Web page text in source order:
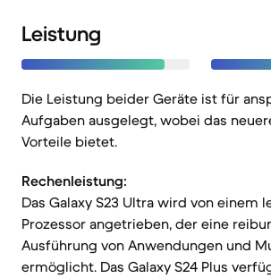
Leistung
Die Leistung beider Geräte ist für
Aufgaben ausgelegt, wobei das
Vorteile bietet.
Rechenleistung:
Das Galaxy S23 Ultra wird von einem
Prozessor angetrieben, der eine
Ausführung von Anwendungen und
ermöglicht. Das Galaxy S24 Plus